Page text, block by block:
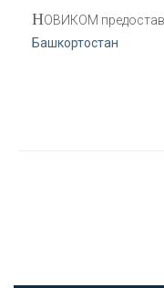
НОВИКОМ
Башкортостан